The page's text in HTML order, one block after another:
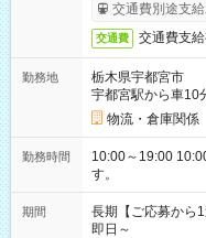
交通費別途支給
交通費 交通費支給
勤務地
栃木県宇都宮市
宇都宮駅から車10
物流・倉庫関係
勤務時間
10:00～19:00 10:00～17:00 ※表記のうち
す。
期間
長期【ご応募から
即日～